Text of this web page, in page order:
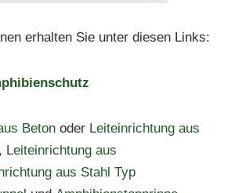
erhalten Sie unter diesen Links:
Beton oder Leiteinrichtung aus
, Leiteinrichtung aus
aus Stahl Typ